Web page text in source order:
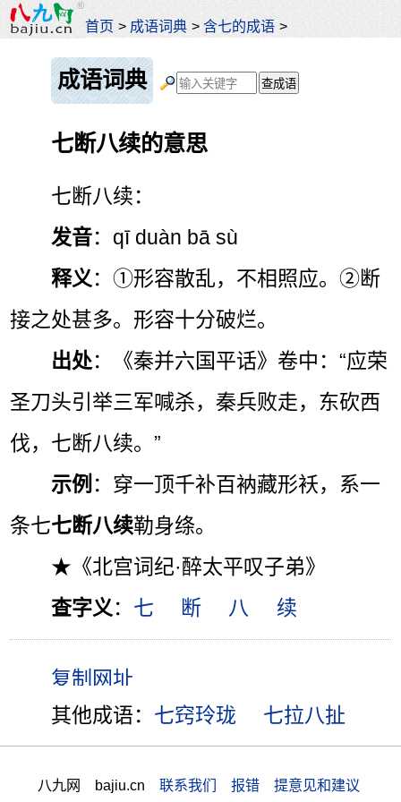
首页 > 成语词典 >含七的成语 >
成语词典
七断八续的意思
七断八续：
发音：qī duàn bā sù
释义 ：①形容散乱，不相照应。②断
接之处甚多。形容十分破烂。
出处：《秦并六国平话》卷中：“应荣
圣刀头引举三军喊杀，秦兵败走，东砍西
伐，七断八续。”
示例 ：穿一顶千补百衲藏形袄，系一
条七七断八续勒身绦。
★《北宫词纪·醉太平叹子弟》
查字义 ： 七 断 八 续
其他成语： 七窍玲珑 七拉八扯
八九网 bajiu.cn 联系我们 报错 提意见和建议